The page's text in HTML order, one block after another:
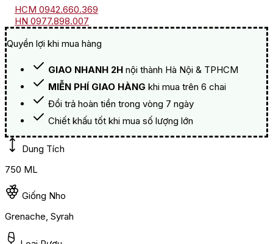
HCM 0942.660.369
HN 0977.898.007
Quyền lợi khi mua hàng
GIAO NHANH 2H nội thành Hà Nội & TPHCM
MIỄN PHÍ GIAO HÀNG khi mua trên 6 chai
Đổi trả hoàn tiền trong vòng 7 ngày
Chiết khấu tốt khi mua số lượng lớn
Dung Tích
750 ML
Giống Nho
Grenache, Syrah